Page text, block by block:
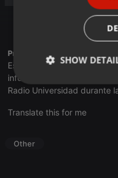
Profile description of UNJu
Espacio que busca
informativo y el de
Radio Universidad durante
Translate this for me
Other
SHOW
Strictly
necessary